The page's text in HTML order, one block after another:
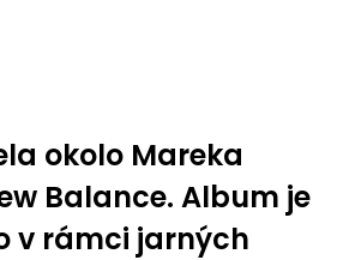
okolo Mareka
Balance. Album je
v rámci jarných